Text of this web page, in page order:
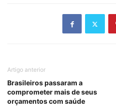
Artigo anterior
Brasileiros passaram a
comprometer mais de seus
orçamentos com saúde